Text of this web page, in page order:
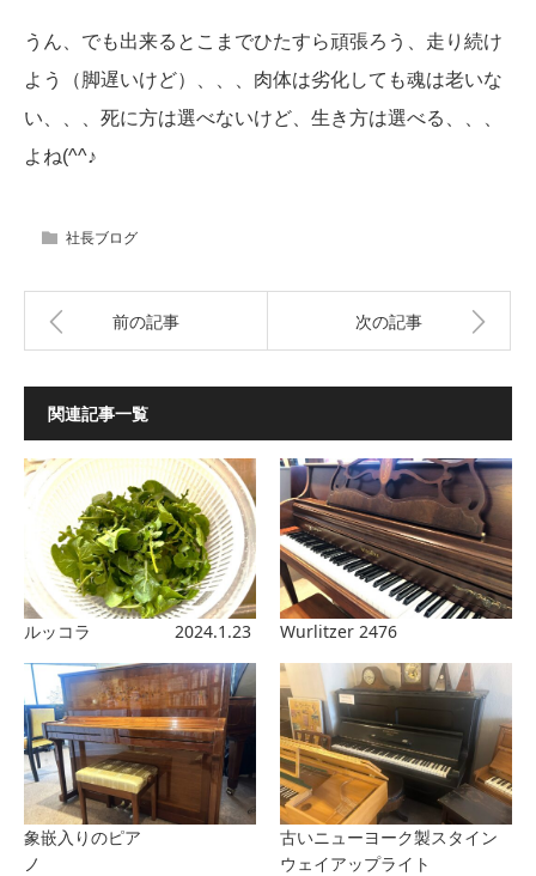
うん、でも出来るとこまでひたすら頑張ろう、走り続け
よう（脚遅いけど）、、、肉体は劣化しても魂は老いな
い、、、死に方は選べないけど、生き方は選べる、、、
よね(^^♪
社長ブログ
前の記事 次の記事
関連記事一覧
ルッコラ 2024.1.23 Wurlitzer 2476
象嵌入りのピア
ノ
古いニューヨーク製スタイン
ウェイアップライト